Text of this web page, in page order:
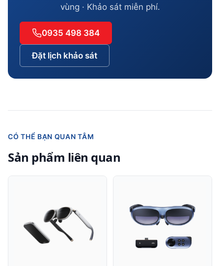
vùng · Khảo sát miễn phí.
0935 498 384
Đặt lịch khảo sát
CÓ THỂ BẠN QUAN TÂM
Sản phẩm liên quan